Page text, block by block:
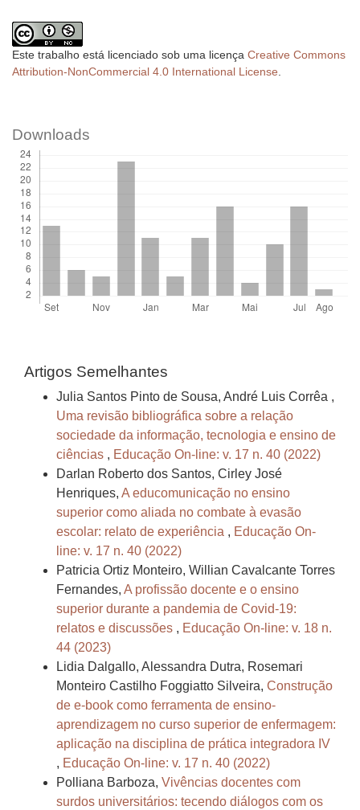
Este trabalho está licenciado sob uma licença Creative Commons
Attribution-NonCommercial 4.0 International License.
Downloads
Artigos Semelhantes
Julia Santos Pinto de Sousa, André Luis Corrêa ,
Uma revisão bibliográfica sobre a relação
sociedade da informação, tecnologia e ensino de
ciências , Educação On-line: v. 17 n. 40 (2022)
Darlan Roberto dos Santos, Cirley José
Henriques, A educomunicação no ensino
superior como aliada no combate à evasão
escolar: relato de experiência , Educação On-
line: v. 17 n. 40 (2022)
Patricia Ortiz Monteiro, Willian Cavalcante Torres
Fernandes, A profissão docente e o ensino
superior durante a pandemia de Covid-19:
relatos e discussões , Educação On-line: v. 18 n.
44 (2023)
Lidia Dalgallo, Alessandra Dutra, Rosemari
Monteiro Castilho Foggiatto Silveira, Construção
de e-book como ferramenta de ensino-
aprendizagem no curso superior de enfermagem:
aplicação na disciplina de prática integradora IV
, Educação On-line: v. 17 n. 40 (2022)
Polliana Barboza, Vivências docentes com
surdos universitários: tecendo diálogos com os